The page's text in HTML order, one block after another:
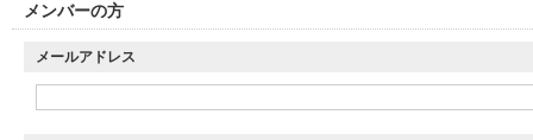
メンバーの方
メールアドレス